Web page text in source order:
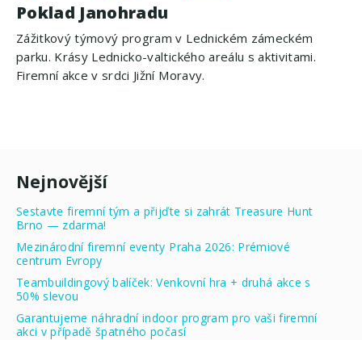
Poklad Janohradu
Zážitkový týmový program v Lednickém zámeckém
parku. Krásy Lednicko-valtického areálu s aktivitami.
Firemní akce v srdci Jižní Moravy.
Nejnovější
Sestavte firemní tým a přijďte si zahrát Treasure Hunt
Brno — zdarma!
Mezinárodní firemní eventy Praha 2026: Prémiové
centrum Evropy
Teambuildingový balíček: Venkovní hra + druhá akce s
50% slevou
Garantujeme náhradní indoor program pro vaši firemní
akci v případě špatného počasí